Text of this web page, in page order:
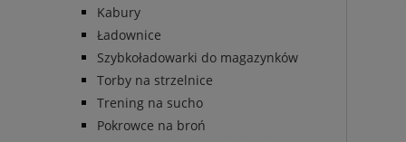
Kabury
Ładownice
Szybkoładowarki do magazynków
Torby na strzelnice
Trening na sucho
Pokrowce na broń